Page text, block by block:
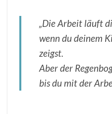
„Die Arbeit läuft
wenn du deinem
zeigst.
Aber der
bis du mit der